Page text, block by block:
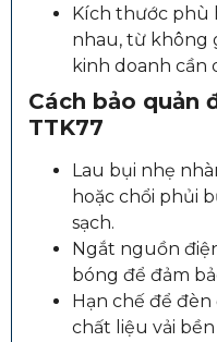
Kích thước phù
nhau, từ không
kinh doanh cần
Cách bảo quản
TTK77
Lau bụi nhẹ
hoặc chổi phủi
sạch.
Ngắt nguồn
bóng để đảm
Hạn chế để
chất liệu vải